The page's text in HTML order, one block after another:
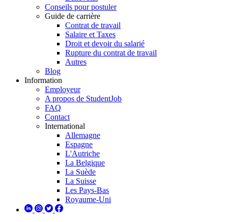
Conseils pour postuler
Guide de carrière
Contrat de travail
Salaire et Taxes
Droit et devoir du salarié
Rupture du contrat de travail
Autres
Blog
Information
Employeur
A propos de StudentJob
FAQ
Contact
International
Allemagne
Espagne
L'Autriche
La Belgique
La Suède
La Suisse
Les Pays-Bas
Royaume-Uni